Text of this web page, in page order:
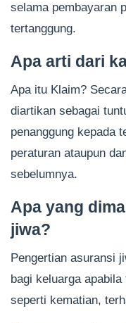
selama pembayaran
tertanggung.
Apa arti dari
Apa itu Klaim?
diartikan sebagai
penanggung kepada
peraturan ataupun
sebelumnya.
Apa yang
jiwa?
Pengertian asuransi
bagi keluarga
seperti kematian,